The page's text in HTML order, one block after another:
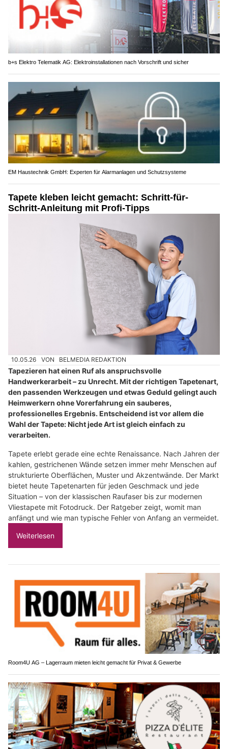
b+s Elektro Telematik AG: Elektroinstallationen nach Vorschrift und sicher
EM Haustechnik GmbH: Experten für Alarmanlagen und Schutzsysteme
Tapete kleben leicht gemacht: Schritt-für-
Schritt-Anleitung mit Profi-Tipps
10.05.26 VON BELMEDIA REDAKTION
Tapezieren hat einen Ruf als anspruchsvolle
Handwerkerarbeit – zu Unrecht. Mit der richtigen Tapetenart,
den passenden Werkzeugen und etwas Geduld gelingt auch
Heimwerkern ohne Vorerfahrung ein sauberes,
professionelles Ergebnis. Entscheidend ist vor allem die
Wahl der Tapete: Nicht jede Art ist gleich einfach zu
verarbeiten.
Tapete erlebt gerade eine echte Renaissance. Nach Jahren der
kahlen, gestrichenen Wände setzen immer mehr Menschen auf
strukturierte Oberflächen, Muster und Akzentwände. Der Markt
bietet heute Tapetenarten für jeden Geschmack und jede
Situation – von der klassischen Raufaser bis zur modernen
Vliestapete mit Fotodruck. Der Ratgeber zeigt, womit man
anfängt und wie man typische Fehler von Anfang an vermeidet.
Weiterlesen
Room4U AG – Lagerraum mieten leicht gemacht für Privat & Gewerbe